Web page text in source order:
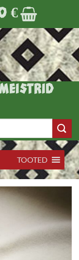
€
TOOTED